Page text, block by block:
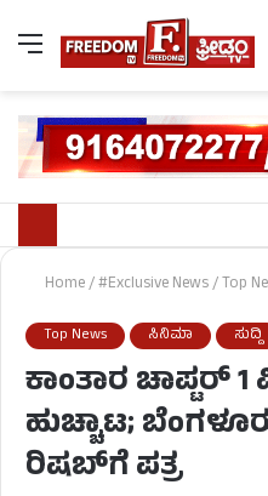
Home/#Exclusive News/Top
Top News ಸಿನಿಮಾ ಸುದ್ದಿ
ಕಾಂತಾರ ಚಾಪ್ಟರ್ 1
ಹುಚ್ಚಾಟ;
ರಿಷಬ್‌ಗೆ ಪತ್ರ